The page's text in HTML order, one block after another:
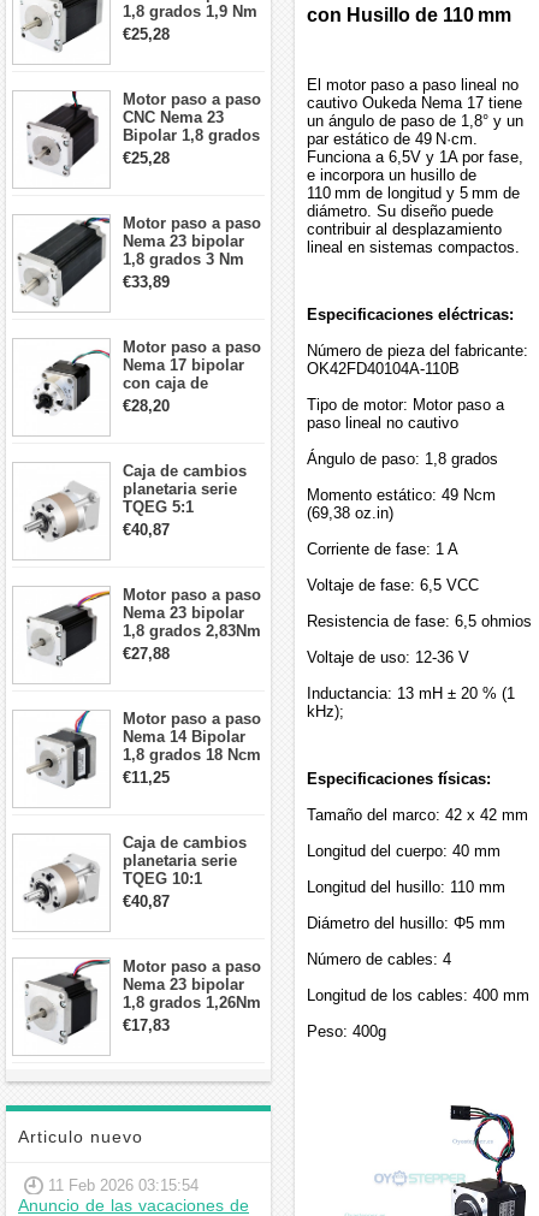
1,8 grados 1,9 Nm
2,8 A 3,2 V
57x57x76mm 4
€25,28
Motor paso a paso
CNC Nema 23
Bipolar 1,8 grados
1,9 Nm 3A 3,36 V
57x57x76mm 4
€25,28
Motor paso a paso
Nema 23 bipolar
1,8 grados 3 Nm
4,2A 57x57x114mm
motor paso a paso
€33,89
Motor paso a paso
Nema 17 bipolar
con caja de
cambios planetaria
5:1 longitud 33mm
Robot CNC DIY
€28,20
Caja de cambios
planetaria serie
TQEG 5:1
contragolpe 15
arcmin para motor
€40,87
Motor paso a paso
Nema 23 bipolar
1,8 grados 2,83Nm
4A 2,26 V
57x57x84mm 8
€27,88
Motor paso a paso
Nema 14 Bipolar
1,8 grados 18 Ncm
0,8 A 5,74 V 35 x
35 x 34 mm 4
€11,25
Caja de cambios
planetaria serie
TQEG 10:1
contragolpe 15
arcmin para motor
€40,87
Motor paso a paso
Nema 23 bipolar
1,8 grados 1,26Nm
2,8A 2,5V
57x57x56mm 4
€17,83
Articulo nuevo
11 Feb 2026 03:15:54
Anuncio de las vacaciones de
con Husillo de 110 mm
El motor paso a paso lineal no
cautivo Oukeda Nema 17 tiene
un ángulo de paso de 1,8° y un
par estático de 49 N·cm.
Funciona a 6,5V y 1A por fase,
e incorpora un husillo de
110 mm de longitud y 5 mm de
diámetro. Su diseño puede
contribuir al desplazamiento
lineal en sistemas compactos.
Especificaciones eléctricas:
Número de pieza del fabricante:
OK42FD40104A-110B
Tipo de motor: Motor paso a
paso lineal no cautivo
Ángulo de paso: 1,8 grados
Momento estático: 49 Ncm
(69,38 oz.in)
Corriente de fase: 1 A
Voltaje de fase: 6,5 VCC
Resistencia de fase: 6,5 ohmios
Voltaje de uso: 12-36 V
Inductancia: 13 mH ± 20 % (1
kHz);
Especificaciones físicas:
Tamaño del marco: 42 x 42 mm
Longitud del cuerpo: 40 mm
Longitud del husillo: 110 mm
Diámetro del husillo: Φ5 mm
Número de cables: 4
Longitud de los cables: 400 mm
Peso: 400g